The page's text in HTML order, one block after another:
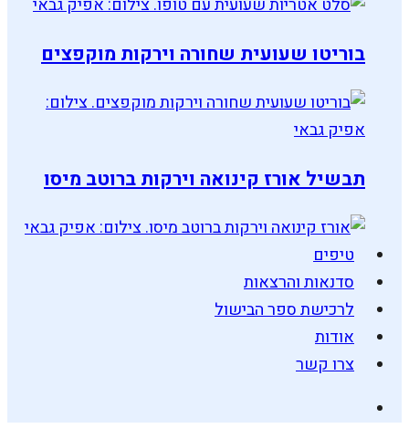
בוריטו שעועית שחורה וירקות מוקפצים
תבשיל אורז קינואה וירקות ברוטב מיסו
טיפים
סדנאות והרצאות
לרכישת ספר הבישול
אודות
צרו קשר